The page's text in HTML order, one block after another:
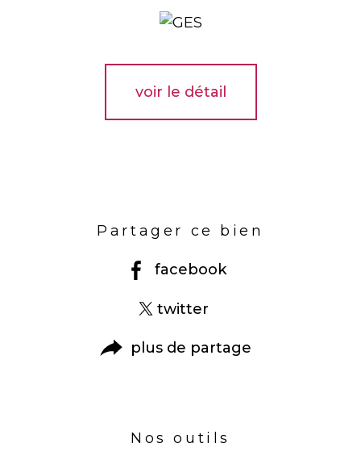
voir le détail
Partager ce bien
facebook
twitter
plus de partage
Nos outils